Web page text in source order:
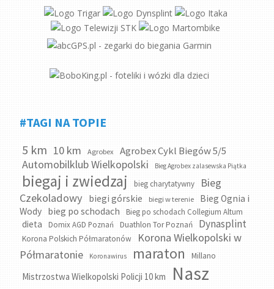
#TAGI NA TOPIE
5 km 10 km Agrobex Agrobex Cykl Biegów 5/5
Automobilklub Wielkopolski Bieg Agrobex zalasewska Piątka
biegaj i zwiedzaj bieg charytatywny
Bieg
Czekoladowy
biegi górskie biegi w terenie
Bieg Ognia i
Wody bieg po schodach Bieg po schodach Collegium Altum
dieta Domix AGD Poznań Duathlon Tor Poznań Dynasplint
Korona Polskich Półmaratonów
Korona Wielkopolski w
Półmaratonie
Koronawirus maraton Millano
Mistrzostwa Wielkopolski Policji 10 km
Nasz